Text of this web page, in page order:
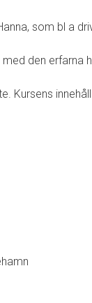
som bl a
den
Kursens